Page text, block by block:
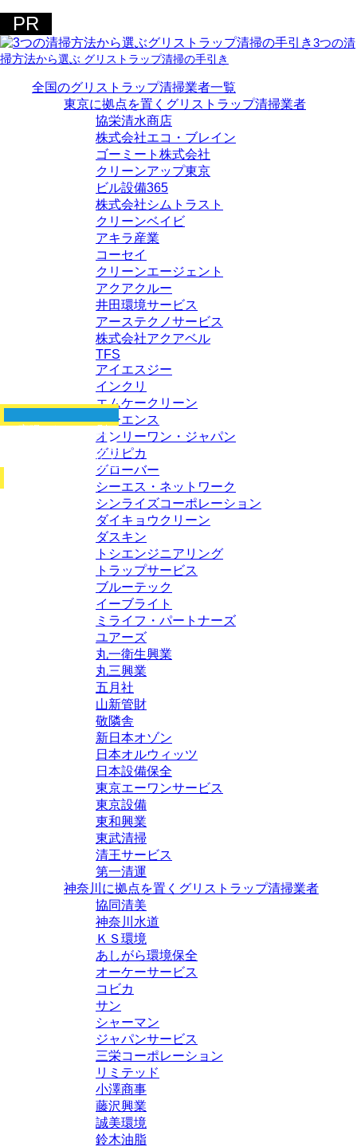
3つの清
掃方法から選ぶ グリストラップ清掃の手引き
全国のグリストラップ清掃業者一覧
東京に拠点を置くグリストラップ清掃業者
協栄清水商店
株式会社エコ・ブレイン
ゴーミート株式会社
クリーンアップ東京
ビル設備365
株式会社シムトラスト
クリーンベイビ
アキラ産業
コーセイ
クリーンエージェント
アクアクルー
井田環境サービス
アーステクノサービス
株式会社アクアベル
TFS
アイエスジー
インクリ
エムケークリーン
オーエンス
オンリーワン・ジャパン
グリピカ
グローバー
シーエス・ネットワーク
シンライズコーポレーション
ダイキョウクリーン
ダスキン
トシエンジニアリング
トラップサービス
ブルーテック
イーブライト
ミライフ・パートナーズ
ユアーズ
丸一衛生興業
丸三興業
五月社
山新管財
敬隣舎
新日本オゾン
日本オルウィッツ
日本設備保全
東京エーワンサービス
東京設備
東和興業
東武清掃
清王サービス
第一清運
神奈川に拠点を置くグリストラップ清掃業者
協同清美
神奈川水道
ＫＳ環境
あしがら環境保全
オーケーサービス
コビカ
サン
シャーマン
ジャパンサービス
三栄コーポレーション
リミテッド
小澤商事
藤沢興業
誠美環境
鈴木油脂
実現したいこと別！
グリストラップ
浄化装置